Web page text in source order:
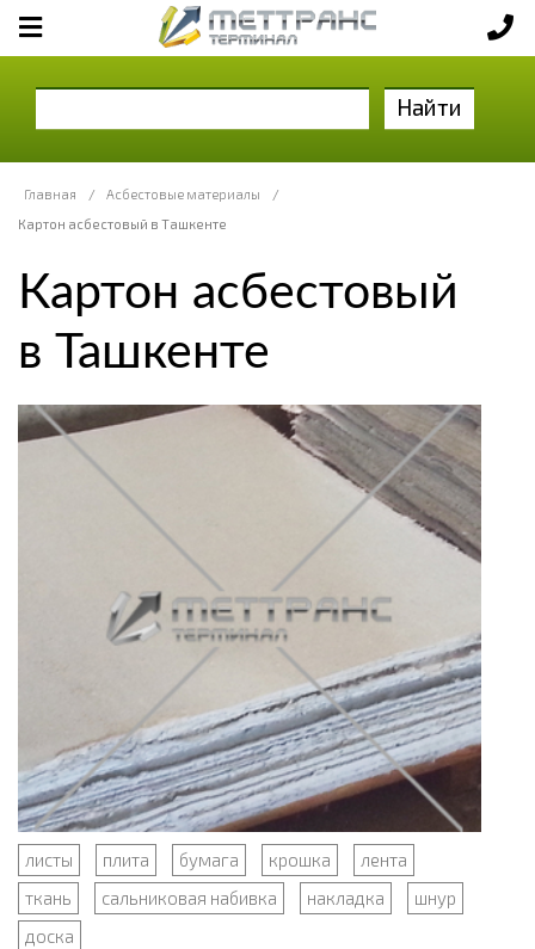
Найти
Главная / Асбестовые материалы
/
Картон асбестовый в Ташкенте
Картон асбестовый
в Ташкенте
листы плита бумага крошка
лента
ткань
сальниковая набивка накладка
шнур
доска